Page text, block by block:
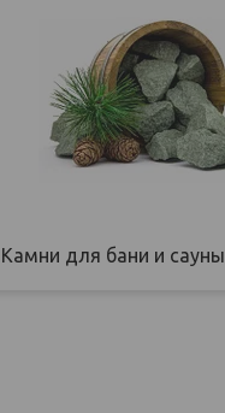
Камни для бани и сауны